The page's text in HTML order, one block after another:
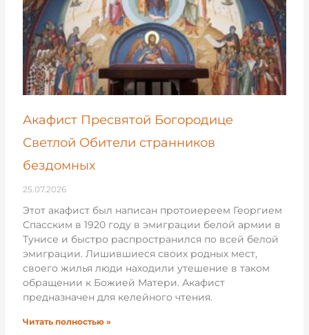
Акафист Пресвятой Богородице
Светлой Обители странников
бездомных
25.07.2026
Этот акафист был написан протоиереем Георгием
Спасским в 1920 году в эмиграции белой армии в
Тунисе и быстро распространился по всей белой
эмиграции. Лишившиеся своих родных мест,
своего жилья люди находили утешение в таком
обращении к Божией Матери. Акафист
предназначен для келейного чтения.
Читать полностью »